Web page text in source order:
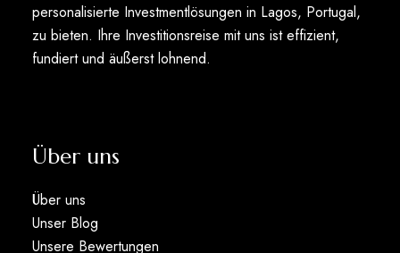
personalisierte Investmentlösungen in Lagos, Portugal,
zu bieten. Ihre Investitionsreise mit uns ist effizient,
fundiert und äußerst lohnend.
Über uns
Über uns
Unser Blog
Unsere Bewertungen